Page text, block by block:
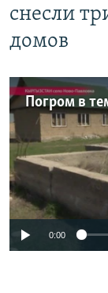
снесли
домов
No
0:00